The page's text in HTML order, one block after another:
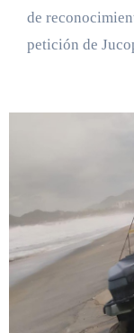
de
petición de